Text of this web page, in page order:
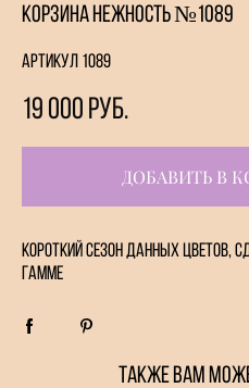
Корзина Нежность №1089
Артикул 1089
19 000 pуб.
ДОБАВИТЬ В
Короткий сезон данных цветов,
гамме
ТАКЖЕ ВАМ